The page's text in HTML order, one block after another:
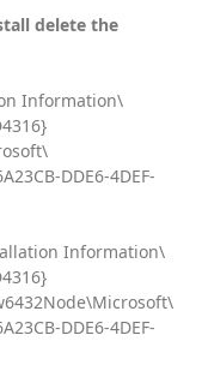
delete the
Information\
DDE6-4DEF-
Information\
DDE6-4DEF-